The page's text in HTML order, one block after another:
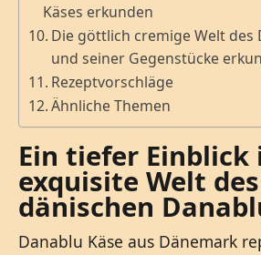
Käses erkunden
Die göttlich cremige Welt des
und seiner Gegenstücke
Rezeptvorschläge
Ähnliche Themen
Ein tiefer Einblick
exquisite Welt des
dänischen
Danablu Käse aus Dänemark